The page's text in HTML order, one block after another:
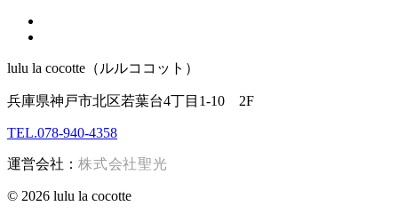
lulu la cocotte（ルルココット）
兵庫県神戸市北区若葉台4丁目1-10 2F
TEL.078-940-4358
運営会社： 株式会社聖光
© 2026 lulu la cocotte